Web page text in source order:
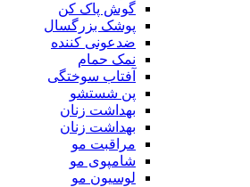
گوش پاک کن
پوشک بزرگسال
ضدعونی کننده
نمک حمام
آفتاب سوختگی
پن شستشو
بهداشت زنان
بهداشت زنان
مراقبت مو
شامپوی مو
لوسیون مو